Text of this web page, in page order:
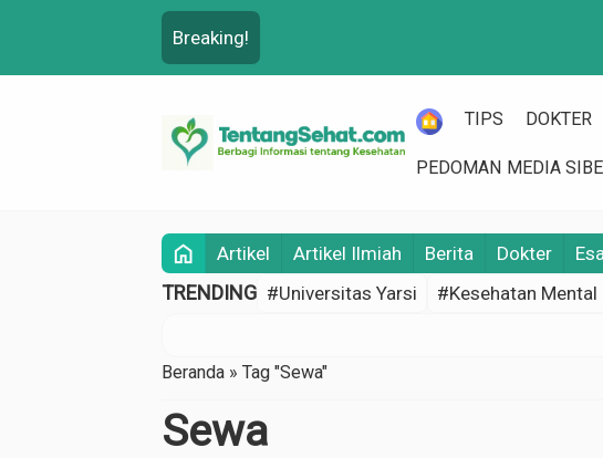
Breaking!
HOME
TIPS DOKTER
PEDOMAN MEDIA
home Artikel Artikel Ilmiah Berita Dokter
TRENDING #Universitas Yarsi #Kesehatan Mental
Beranda » Tag "Sewa"
Sewa